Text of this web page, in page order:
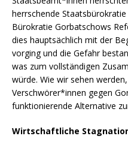
herrschende
Bürokratie Gorbatschows
dies hauptsächlich mit der
vorging und die Gefahr
was zum vollständigen
würde. Wie wir sehen
Verschwörer*innen gegen
funktionierende Alternative
Wirtschaftliche